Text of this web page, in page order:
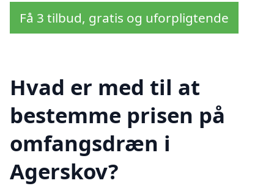
Få 3 tilbud, gratis og uforpligtende
Hvad er med til at
bestemme prisen på
omfangsdræn i
Agerskov?